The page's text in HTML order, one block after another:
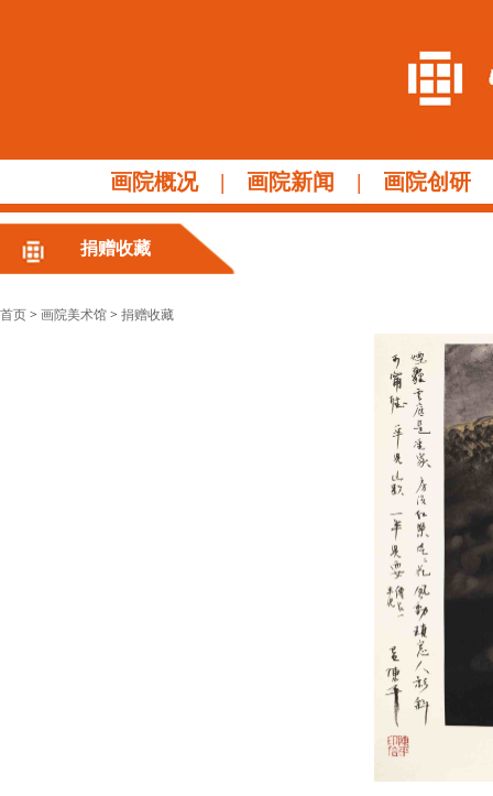
画院概况 | 画院新闻 | 画院创研
捐赠收藏
首页 > 画院美术馆 > 捐赠收藏